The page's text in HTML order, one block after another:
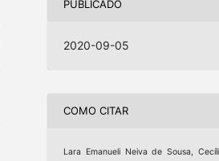
PUBLICADO
2020-09-05
COMO CITAR
Lara Emanueli Neiva de Sousa,